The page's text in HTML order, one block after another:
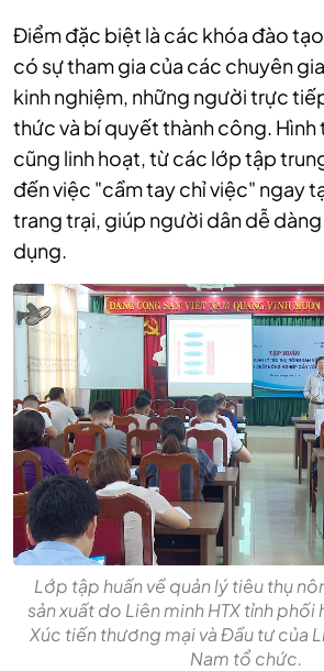
Điểm đặc biệt là các khóa đào
có sự tham gia của các chuyên
kinh nghiệm, những người trực
thức và bí quyết thành công.
cũng linh hoạt, từ các lớp tập
đến việc "cầm tay chỉ việc" ngay
trang trại, giúp người dân dễ
dụng.
Lớp tập huấn về quản lý tiêu thụ
sản xuất do Liên minh HTX tỉnh phối
Xúc tiến thương mại và Đầu tư của
Nam tổ chức.